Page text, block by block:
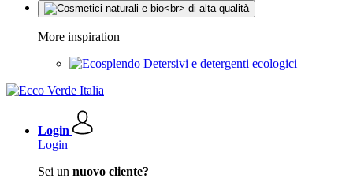
More inspiration
Detersivi e detergenti ecologici
Login
Login
Sei un nuovo cliente?